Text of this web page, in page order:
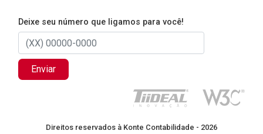
Deixe seu número que ligamos para você!
Enviar
Direitos reservados à Konte Contabilidade - 2026